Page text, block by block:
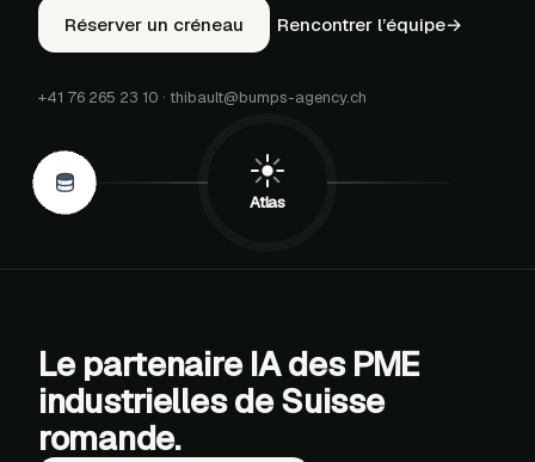
Réserver un créneau Rencontrer l’équipe→
+41 76 265 23 10 · thibault@bumps-agency.ch
Atlas
SPDF
Le partenaire IA des PME
industrielles de Suisse
romande.